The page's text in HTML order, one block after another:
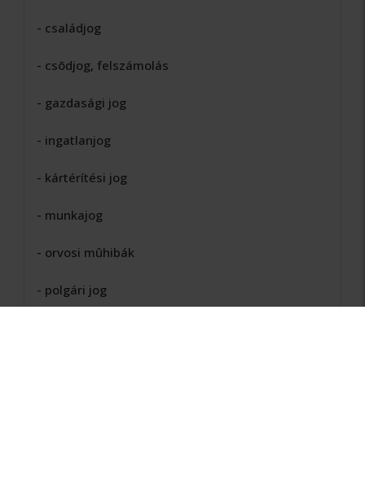
- családjog
- csõdjog, felszámolás
- gazdasági jog
- ingatlanjog
- kártérítési jog
- munkajog
- orvosi mûhibák
- polgári jog